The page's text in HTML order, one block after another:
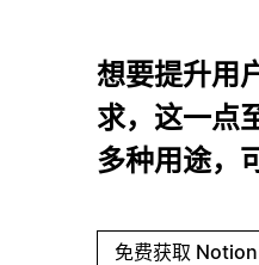
想要提升用
求，这一点
多种用途，
免费获取 Notion